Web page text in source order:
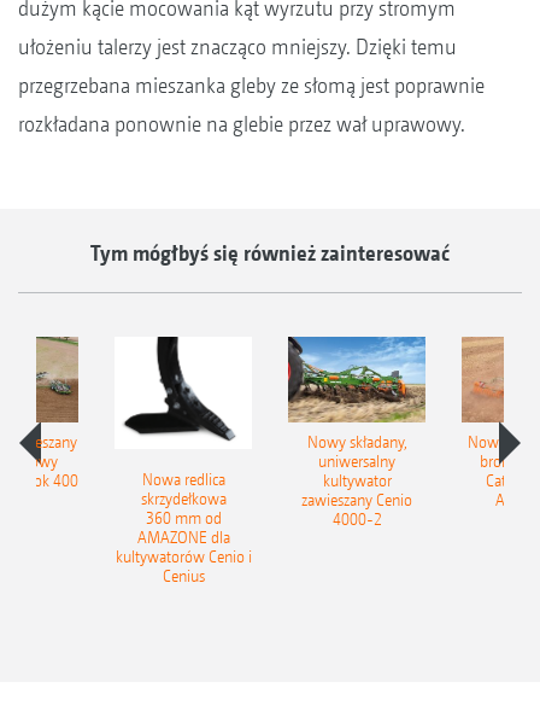
dużym kącie mocowania kąt wyrzutu przy stromym
ułożeniu talerzy jest znacząco mniejszy. Dzięki temu
przegrzebana mieszanka gleby ze słomą jest poprawnie
rozkładana ponownie na glebie przez wał uprawowy.
Tym mógłbyś się również zainteresować
Tyrok 400
Nowa redlica
skrzydełkowa
360 mm od
AMAZONE dla
kultywatorów Cenio i
Cenius
Nowy składany,
uniwersalny
kultywator
zawieszany Cenio
4000-2
Nowe
brony